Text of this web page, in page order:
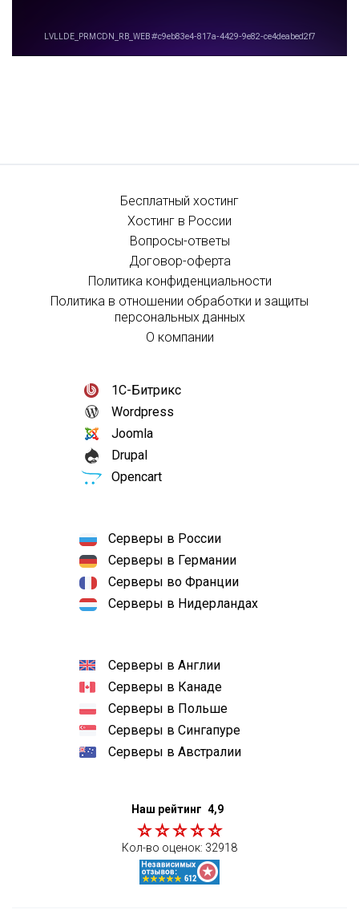
Бесплатный хостинг
Хостинг в России
Вопросы-ответы
Договор-оферта
Политика конфиденциальности
Политика в отношении обработки и защиты
персональных данных
О компании
1С-Битрикс
Wordpress
Joomla
Drupal
Opencart
Серверы в России
Серверы в Германии
Серверы во Франции
Серверы в Нидерландах
Серверы в Англии
Серверы в Канаде
Серверы в Польше
Серверы в Сингапуре
Серверы в Австралии
Наш рейтинг 4,9
Кол-во оценок: 32918